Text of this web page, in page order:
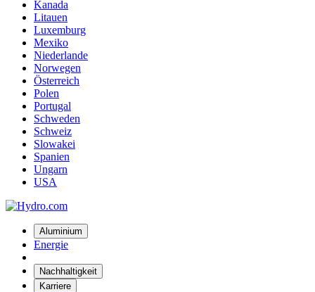
Kanada
Litauen
Luxemburg
Mexiko
Niederlande
Norwegen
Österreich
Polen
Portugal
Schweden
Schweiz
Slowakei
Spanien
Ungarn
USA
Aluminium
Energie
Nachhaltigkeit
Karriere